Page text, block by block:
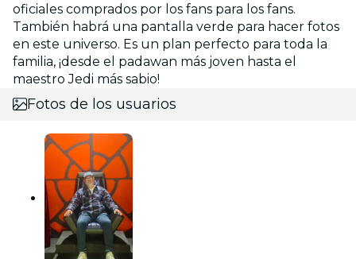
oficiales comprados por los fans para los fans.
También habrá una pantalla verde para hacer fotos
en este universo. Es un plan perfecto para toda la
familia, ¡desde el padawan más joven hasta el
maestro Jedi más sabio!
Fotos de los usuarios